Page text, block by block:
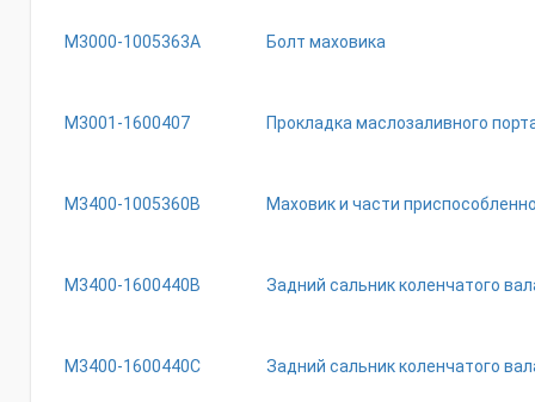
M3000-1005363A Болт маховика
M3001-1600407 Прокладка маслозаливного
M3400-1005360B Маховик и части
M3400-1600440B Задний сальник коленчатого
M3400-1600440C Задний сальник коленчатого